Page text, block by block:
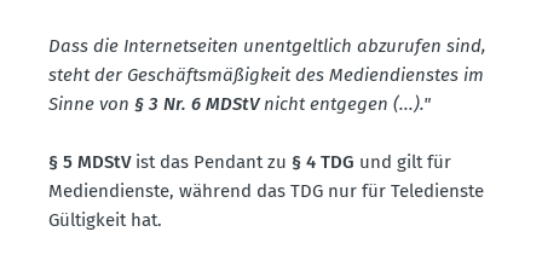
Dass die Inter­net­seiten unent­geltlich abzurufen sind,
steht der Geschäfts­mä­ßigkeit des Medien­dienstes im
Sinne von § 3 Nr. 6 MDStVnicht entgegen (...)."
§ 5 MDStVist das Pendant zu § 4 TDG und gilt für
Medien­dienste, während das TDG nur für Teledienste
Gültigkeit hat.